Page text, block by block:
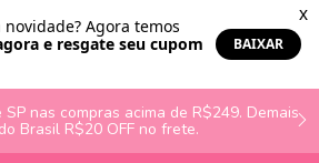
nas compras acima de R$249. Demais
Brasil R$20 OFF no frete.